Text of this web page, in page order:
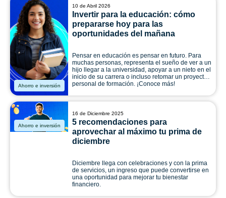
Ahorro e inversión
10 de Abril 2026
Invertir para la educación: cómo
prepararse hoy para las
oportunidades del mañana
Pensar en educación es pensar en futuro. Para
muchas personas, representa el sueño de ver a un
hijo llegar a la universidad, apoyar a un nieto en el
inicio de su carrera o incluso retomar un proyecto
personal de formación. ¡Conoce más!
Ahorro e inversión
16 de Diciembre 2025
5 recomendaciones para
aprovechar al máximo tu prima de
diciembre
Diciembre llega con celebraciones y con la prima
de servicios, un ingreso que puede convertirse en
una oportunidad para mejorar tu bienestar
financiero.